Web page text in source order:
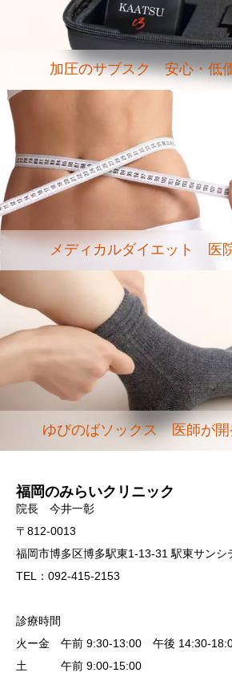
加圧のサブスク 安心・低
メディカルダイエット 医
ゆびのばソックス 医師が開
福岡のみらいクリニック
院長 今井一彰
〒812-0013
福岡市博多区博多駅東1-13-31 駅東サンシ
TEL：092-415-2153
診療時間
火ー金 午前 9:30-13:00 午後 14:30-
土 午前 9:00-15:00